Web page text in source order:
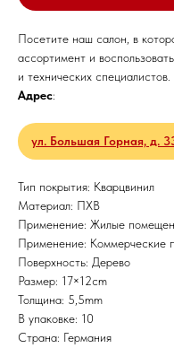
Посетите наш салон, в
ассортимент и
и технических специалистов.
Адрес:
ул. Большая Горная, д.
Тип покрытия: Кварцвинил
Материал: ПХВ
Применение: Жилые
Применение: Коммерческие
Поверхность: Дерево
Размер: 17×12cm
Толщина: 5,5mm
В упаковке: 10
Страна: Германия